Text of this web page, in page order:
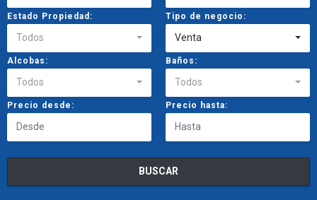
Estado Propiedad:
Todos
Tipo de negocio:
Venta
Alcobas:
Todos
Baños:
Todos
Precio desde: Precio hasta:
BUSCAR